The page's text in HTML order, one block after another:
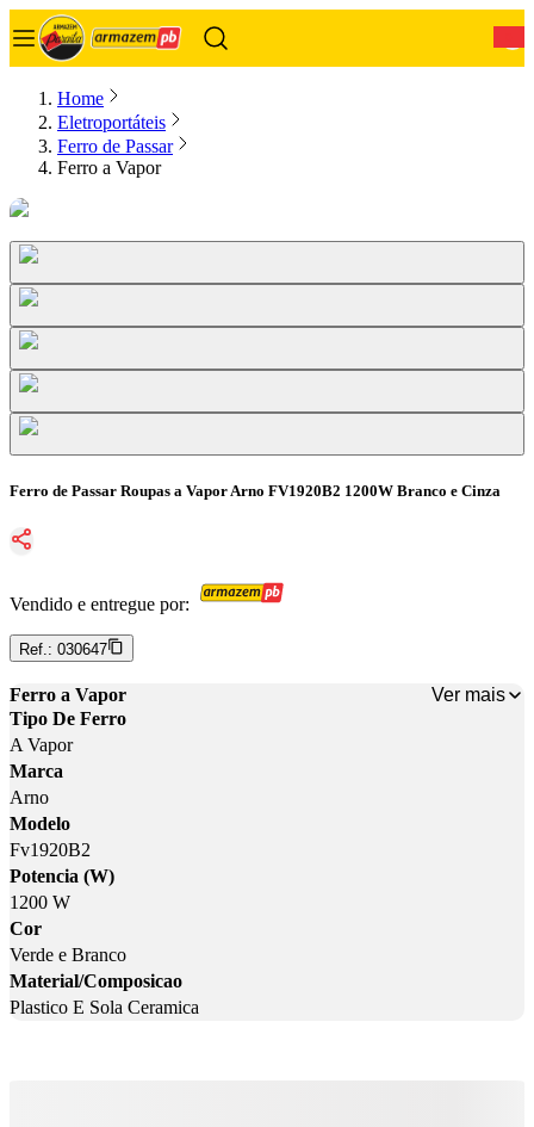
Home
Eletroportáteis
Ferro de Passar
Ferro a Vapor
Ferro de Passar Roupas a Vapor Arno FV1920B2 1200W Branco e Cinza
Vendido e entregue por:
Ref.: 030647
Ferro a Vapor
Ver mais
Tipo De Ferro
A Vapor
Marca
Arno
Modelo
Fv1920B2
Potencia (W)
1200 W
Cor
Verde e Branco
Material/Composicao
Plastico E Sola Ceramica